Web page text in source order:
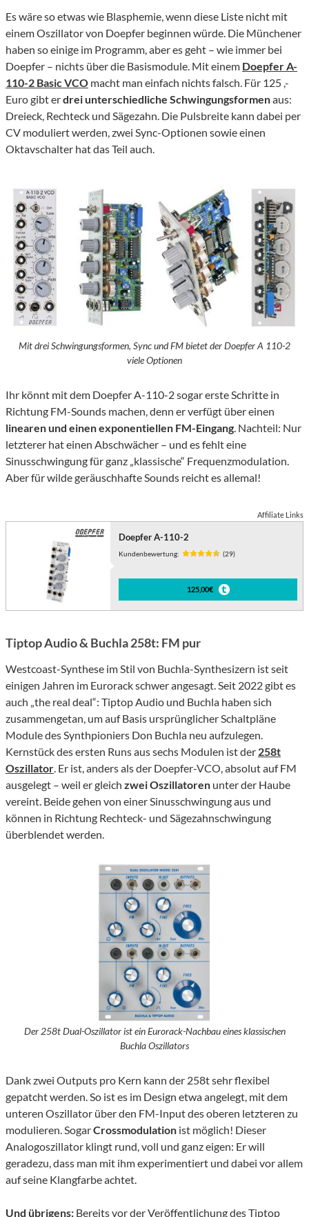
Es wäre so etwas wie Blasphemie, wenn diese Liste nicht mit
einem Oszillator von Doepfer beginnen würde. Die Münchener
haben so einige im Programm, aber es geht – wie immer bei
Doepfer – nichts über die Basismodule. Mit einem Doepfer A-
110-2 Basic VCO macht man einfach nichts falsch. Für 125 ,-
Euro gibt erdrei unterschiedliche Schwingungsformenaus:
Dreieck, Rechteck und Sägezahn. Die Pulsbreite kann dabei per
CV moduliert werden, zwei Sync-Optionen sowie einen
Oktavschalter hat das Teil auch.
Mit drei Schwingungsformen, Sync und FM bietet der Doepfer A 110-2
viele Optionen
Ihr könnt mit dem Doepfer A-110-2 sogar erste Schritte in
Richtung FM-Sounds machen, denn er verfügt über einen
linearen und einen exponentiellen FM-Eingang. Nachteil: Nur
letzterer hat einen Abschwächer – und es fehlt eine
Sinusschwingung für ganz „klassische“ Frequenzmodulation.
Aber für wilde geräuschhafte Sounds reicht es allemal!
Affiliate Links
Doepfer A-110-2
Kundenbewertung: (29)
125,00€
Tiptop Audio & Buchla 258t: FM pur
Westcoast-Synthese im Stil von Buchla-Synthesizern ist seit
einigen Jahren im Eurorack schwer angesagt. Seit 2022 gibt es
auch „the real deal“: Tiptop Audio und Buchla haben sich
zusammengetan, um auf Basis ursprünglicher Schaltpläne
Module des Synthpioniers Don Buchla neu aufzulegen.
Kernstück des ersten Runs aus sechs Modulen ist der 258t
Oszillator. Er ist, anders als der Doepfer-VCO, absolut auf FM
ausgelegt – weil er gleich zwei Oszillatoren unter der Haube
vereint. Beide gehen von einer Sinusschwingung aus und
können in Richtung Rechteck- und Sägezahnschwingung
überblendet werden.
Der 258t Dual-Oszillator ist ein Eurorack-Nachbau eines klassischen
Buchla Oszillators
Dank zwei Outputs pro Kern kann der 258t sehr flexibel
gepatcht werden. So ist es im Design etwa angelegt, mit dem
unteren Oszillator über den FM-Input des oberen letzteren zu
modulieren. SogarCrossmodulation ist möglich! Dieser
Analogoszillator klingt rund, voll und ganz eigen: Er will
geradezu, dass man mit ihm experimentiert und dabei vor allem
auf seine Klangfarbe achtet.
Und übrigens: Bereits vor der Veröffentlichung des Tiptop